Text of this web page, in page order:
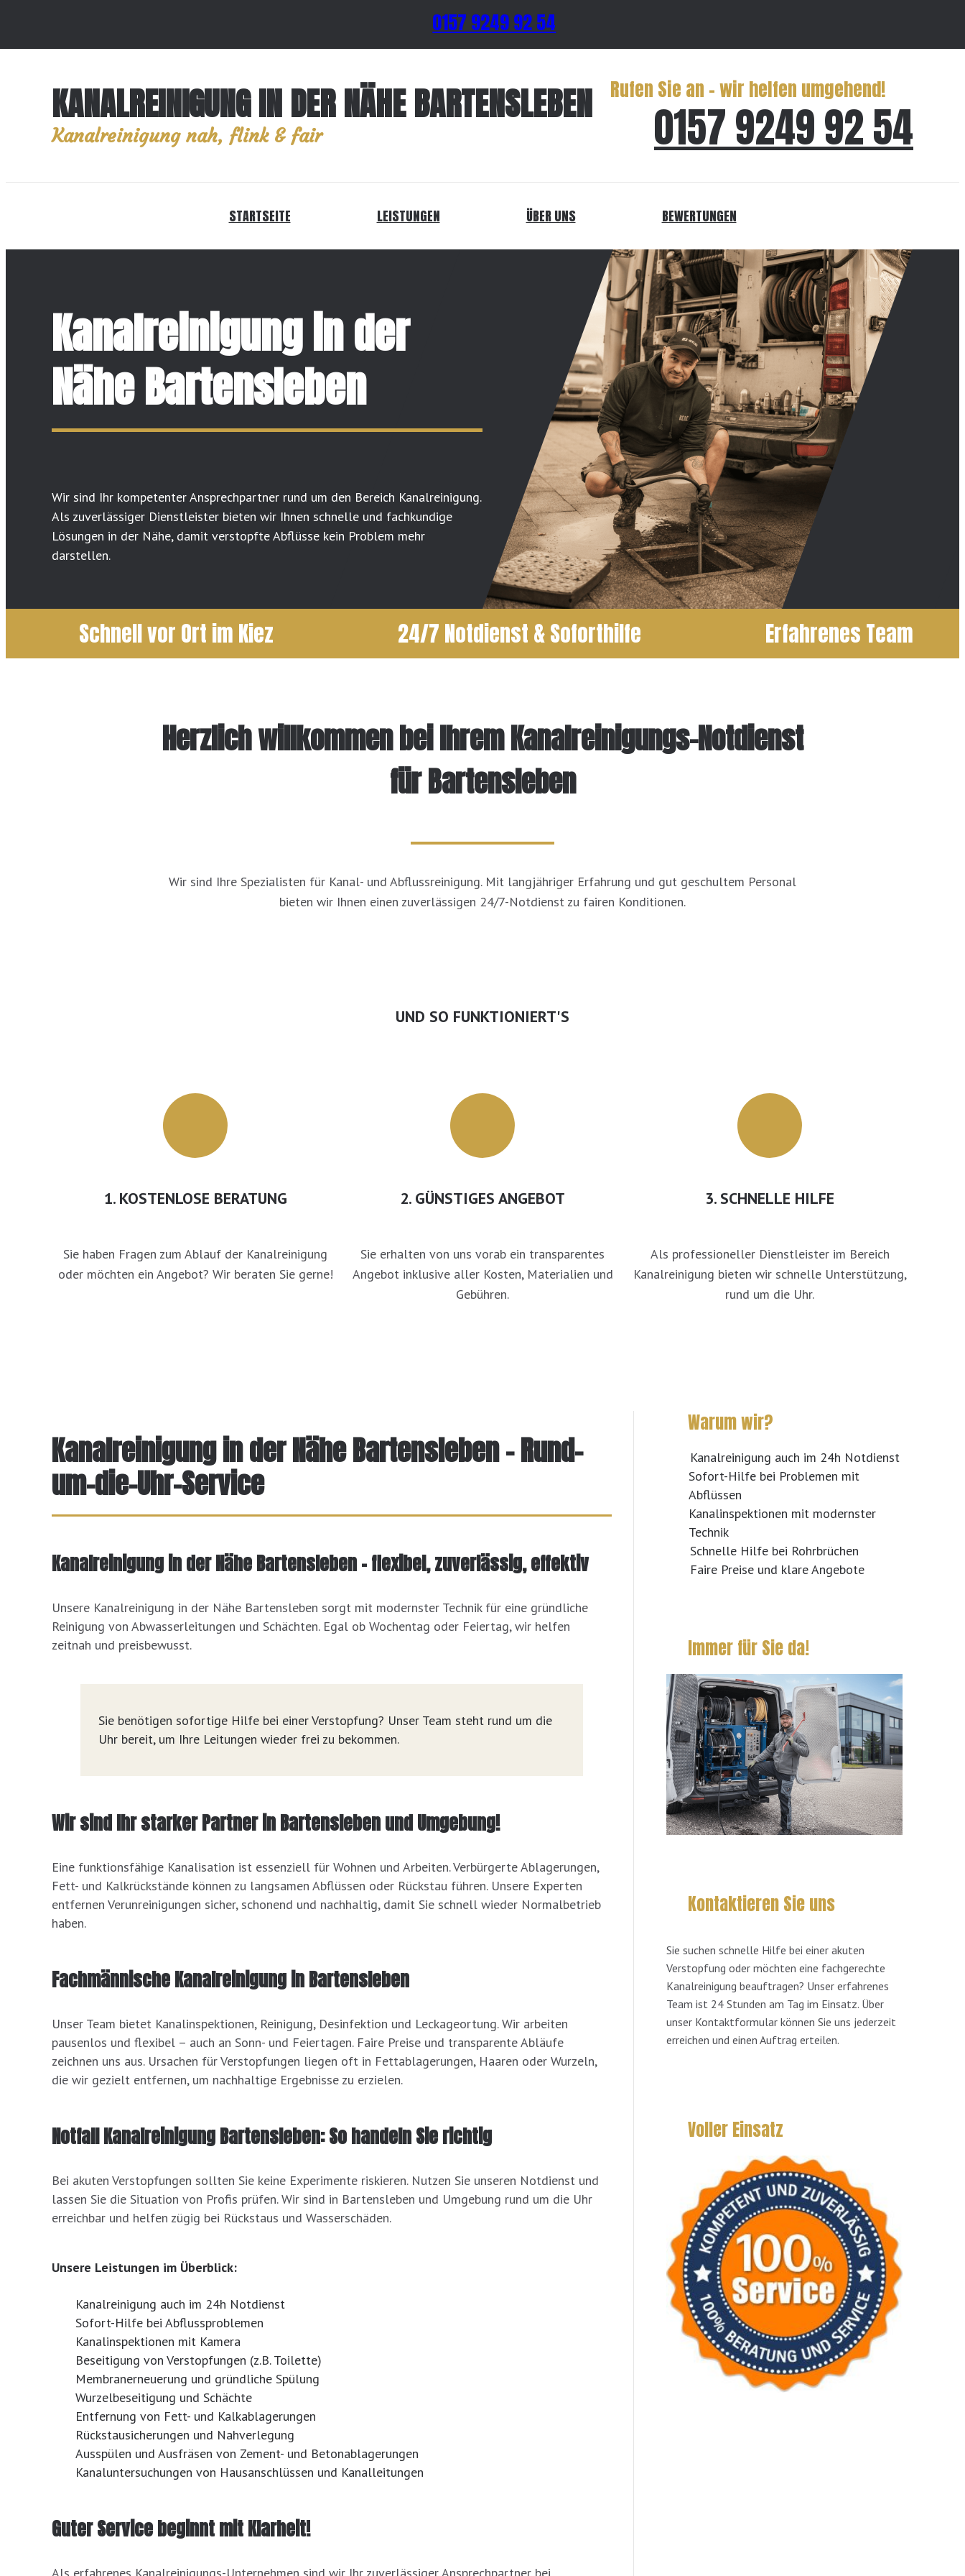
0157 9249 92 54
KANALREINIGUNG IN DER NÄHE BARTENSLEBEN
Kanalreinigung nah, flink & fair
Rufen Sie an – wir helfen umgehend!
0157 9249 92 54
STARTSEITE LEISTUNGEN ÜBER UNS BEWERTUNGEN
Kanalreinigung in der
Nähe Bartensleben
Wir sind Ihr kompetenter Ansprechpartner rund um den Bereich Kanalreinigung.
Als zuverlässiger Dienstleister bieten wir Ihnen schnelle und fachkundige
Lösungen in der Nähe, damit verstopfte Abflüsse kein Problem mehr
darstellen.
Schnell vor Ort im Kiez 24/7 Notdienst & Soforthilfe Erfahrenes Team
Herzlich willkommen bei Ihrem Kanalreinigungs-Notdienst
für Bartensleben
Wir sind Ihre Spezialisten für Kanal- und Abflussreinigung. Mit langjähriger Erfahrung und gut geschultem Personal
bieten wir Ihnen einen zuverlässigen 24/7-Notdienst zu fairen Konditionen.
UND SO FUNKTIONIERT'S
1. KOSTENLOSE BERATUNG
Sie haben Fragen zum Ablauf der Kanalreinigung
oder möchten ein Angebot? Wir beraten Sie gerne!
2. GÜNSTIGES ANGEBOT
Sie erhalten von uns vorab ein transparentes
Angebot inklusive aller Kosten, Materialien und
Gebühren.
3. SCHNELLE HILFE
Als professioneller Dienstleister im Bereich
Kanalreinigung bieten wir schnelle Unterstützung,
rund um die Uhr.
Kanalreinigung in der Nähe Bartensleben – Rund-
um-die-Uhr-Service
Kanalreinigung in der Nähe Bartensleben – flexibel, zuverlässig, effektiv
Unsere Kanalreinigung in der Nähe Bartensleben sorgt mit modernster Technik für eine gründliche
Reinigung von Abwasserleitungen und Schächten. Egal ob Wochentag oder Feiertag, wir helfen
zeitnah und preisbewusst.
Sie benötigen sofortige Hilfe bei einer Verstopfung? Unser Team steht rund um die
Uhr bereit, um Ihre Leitungen wieder frei zu bekommen.
Wir sind Ihr starker Partner in Bartensleben und Umgebung!
Eine funktionsfähige Kanalisation ist essenziell für Wohnen und Arbeiten. Verbürgerte Ablagerungen,
Fett- und Kalkrückstände können zu langsamen Abflüssen oder Rückstau führen. Unsere Experten
entfernen Verunreinigungen sicher, schonend und nachhaltig, damit Sie schnell wieder Normalbetrieb
haben.
Fachmännische Kanalreinigung in Bartensleben
Unser Team bietet Kanalinspektionen, Reinigung, Desinfektion und Leckageortung. Wir arbeiten
pausenlos und flexibel – auch an Sonn- und Feiertagen. Faire Preise und transparente Abläufe
zeichnen uns aus. Ursachen für Verstopfungen liegen oft in Fettablagerungen, Haaren oder Wurzeln,
die wir gezielt entfernen, um nachhaltige Ergebnisse zu erzielen.
Notfall Kanalreinigung Bartensleben: So handeln Sie richtig
Bei akuten Verstopfungen sollten Sie keine Experimente riskieren. Nutzen Sie unseren Notdienst und
lassen Sie die Situation von Profis prüfen. Wir sind in Bartensleben und Umgebung rund um die Uhr
erreichbar und helfen zügig bei Rückstaus und Wasserschäden.
Unsere Leistungen im Überblick:
Kanalreinigung auch im 24h Notdienst
Sofort-Hilfe bei Abflussproblemen
Kanalinspektionen mit Kamera
Beseitigung von Verstopfungen (z.B. Toilette)
Membranerneuerung und gründliche Spülung
Wurzelbeseitigung und Schächte
Entfernung von Fett- und Kalkablagerungen
Rückstausicherungen und Nahverlegung
Ausspülen und Ausfräsen von Zement- und Betonablagerungen
Kanaluntersuchungen von Hausanschlüssen und Kanalleitungen
Guter Service beginnt mit Klarheit!
Als erfahrenes Kanalreinigungs-Unternehmen sind wir Ihr zuverlässiger Ansprechpartner bei
Warum wir?
Kanalreinigung auch im 24h Notdienst
Sofort-Hilfe bei Problemen mit
Abflüssen
Kanalinspektionen mit modernster
Technik
Schnelle Hilfe bei Rohrbrüchen
Faire Preise und klare Angebote
Immer für Sie da!
Kontaktieren Sie uns
Sie suchen schnelle Hilfe bei einer akuten
Verstopfung oder möchten eine fachgerechte
Kanalreinigung beauftragen? Unser erfahrenes
Team ist 24 Stunden am Tag im Einsatz. Über
unser Kontaktformular können Sie uns jederzeit
erreichen und einen Auftrag erteilen.
Voller Einsatz